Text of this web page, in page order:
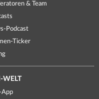
& Team
Podcast
Ticker
WELT
App